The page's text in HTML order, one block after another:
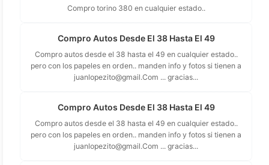
Compro torino 380 en cualquier estado..
Compro Autos Desde El 38 Hasta El 49
Compro autos desde el 38 hasta el 49 en cualquier estado..
pero con los papeles en orden.. manden info y fotos si tienen a
juanlopezito@gmail.Com ... gracias...
Compro Autos Desde El 38 Hasta El 49
Compro autos desde el 38 hasta el 49 en cualquier estado..
pero con los papeles en orden.. manden info y fotos si tienen a
juanlopezito@gmail.Com ... gracias...